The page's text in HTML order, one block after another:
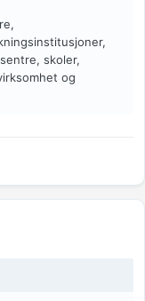
skoler,
og